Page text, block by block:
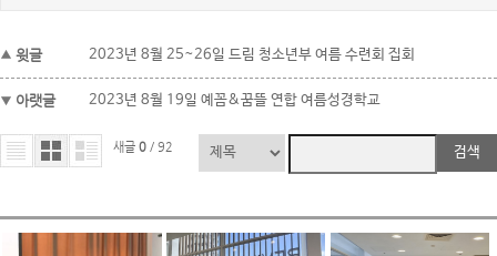
윗글 2023년 8월 25~26일 드림 청소년부 여름 수련회 집회
아랫글 2023년 8월 19일 예꼼&꿈뜰 연합 여름성경학교
새글 0 / 92 검색